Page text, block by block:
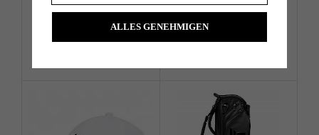
€31€38
Kaufen
€706€882
Info
ALLES GENEHMIGEN